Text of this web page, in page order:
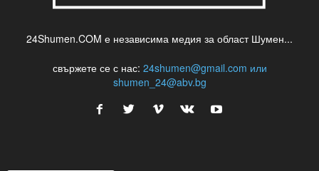
24Shumen.COM е независима медия за област Шумен...
свържете се с нас: 24shumen@gmail.com или
shumen_24@abv.bg